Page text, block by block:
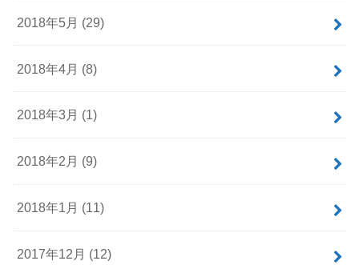
2018年5月 (29)
2018年4月 (8)
2018年3月 (1)
2018年2月 (9)
2018年1月 (11)
2017年12月 (12)